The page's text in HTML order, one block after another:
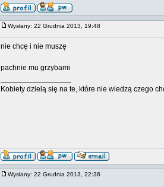
Wysłany: 22 Grudnia 2013, 19:48
nie chcę i nie muszę
pachnie mu grzybami
Kobiety dzielą się na te, które nie wiedzą czego
Wysłany: 22 Grudnia 2013, 22:36